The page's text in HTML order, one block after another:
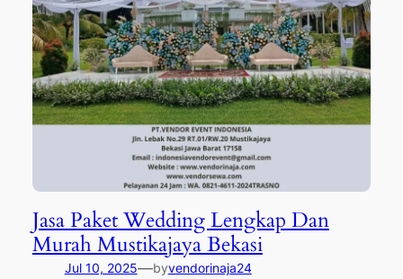
Jasa Paket Wedding Lengkap Dan
Murah Mustikajaya Bekasi
Jul 10, 2025—byvendorinaja24